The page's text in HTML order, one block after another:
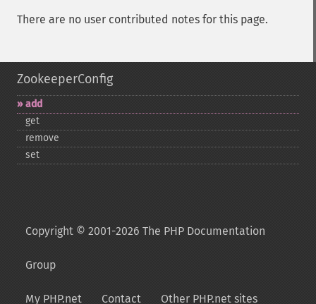
There are no user contributed notes for this page.
ZookeeperConfig
add
get
remove
set
Copyright © 2001-2026 The PHP Documentation
Group
My PHP.net Contact Other PHP.net sites